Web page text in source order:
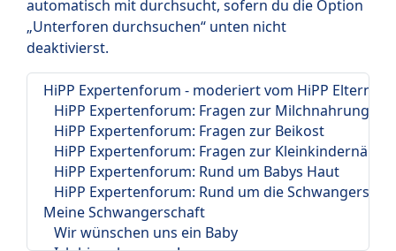
automatisch mit durchsucht, sofern du die Option
„Unterforen durchsuchen“ unten nicht
deaktivierst.